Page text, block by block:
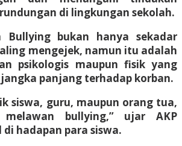
di lingkungan sekolah.
Bullying bukan hanya sekadar
mengejek, namun itu adalah
psikologis maupun fisik yang
panjang terhadap korban.
siswa, guru, maupun orang tua,
bullying,” ujar AKP
hadapan para siswa.